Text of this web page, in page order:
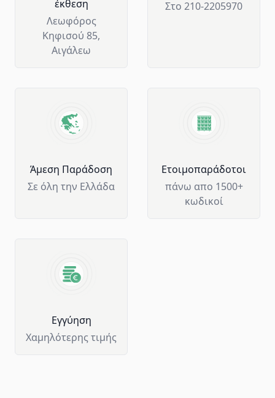
έκθεση
Λεωφόρος
Κηφισού 85,
Αιγάλεω
Στο 210-2205970
Άμεση Παράδοση
Σε όλη την Ελλάδα
Ετοιμοπαράδοτοι
πάνω απο 1500+
κωδικοί
Eγγύηση
Χαμηλότερης τιμής